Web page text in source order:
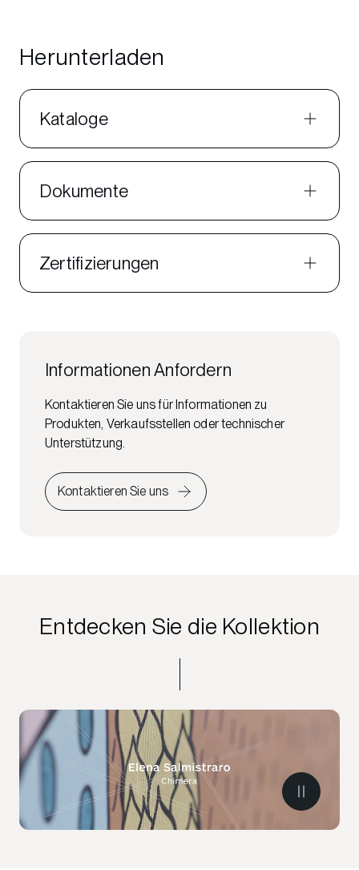
Herunterladen
Kataloge
Dokumente
Zertifizierungen
Informationen Anfordern
Kontaktieren Sie uns für Informationen zu
Produkten, Verkaufsstellen oder technischer
Unterstützung.
Kontaktieren Sie uns
Entdecken Sie die Kollektion